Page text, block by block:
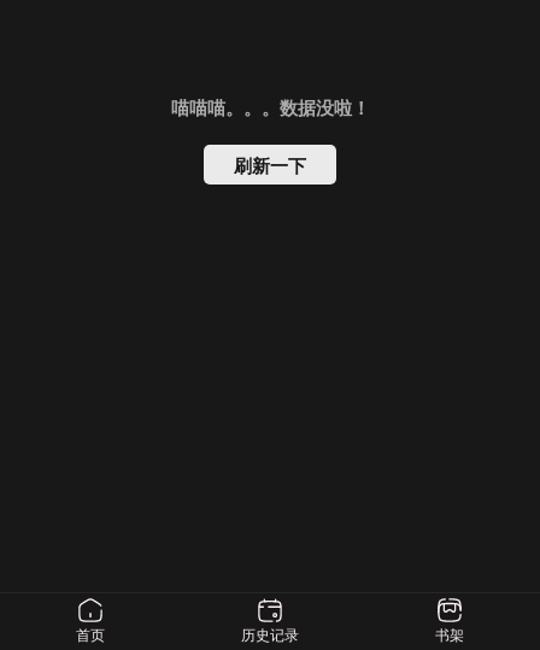
喵喵喵。。。数据没啦！
刷新一下
首页 历史记录 书架